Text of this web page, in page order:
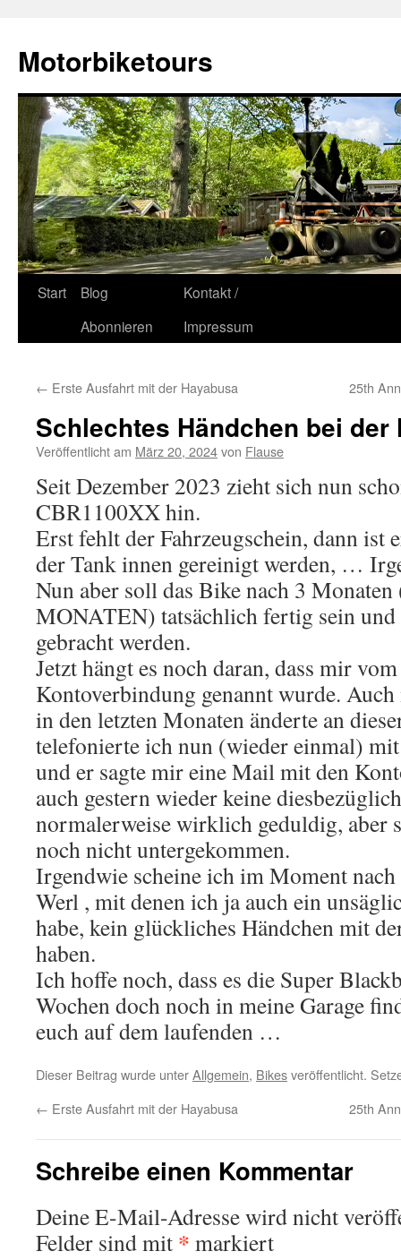
springen
Motorbiketours
Start
Blog
Abonnieren
Kontakt /
Impressum
← Erste Ausfahrt mit der Hayabusa 25th
Schlechtes Händchen bei der
Veröffentlicht am März 20, 2024von Flause
Seit Dezember 2023 zieht sich nun
CBR1100XX hin.
Erst fehlt der Fahrzeugschein, dann ist
der Tank innen gereinigt werden, …
Nun aber soll das Bike nach 3
MONATEN) tatsächlich fertig sein
gebracht werden.
Jetzt hängt es noch daran, dass mir
Kontoverbindung genannt wurde.
in den letzten Monaten änderte an
telefonierte ich nun (wieder einmal)
und er sagte mir eine Mail mit den
auch gestern wieder keine
normalerweise wirklich geduldig, aber
noch nicht untergekommen.
Irgendwie scheine ich im Moment
Werl , mit denen ich ja auch ein
habe, kein glückliches Händchen mit
haben.
Ich hoffe noch, dass es die Super
Wochen doch noch in meine Garage
euch auf dem laufenden …
Dieser Beitrag wurde unterAllgemein, Bikesveröffentlicht.
← Erste Ausfahrt mit der Hayabusa 25th
Schreibe einen Kommentar
Deine E-Mail-Adresse wird nicht
Felder sind mit * markiert